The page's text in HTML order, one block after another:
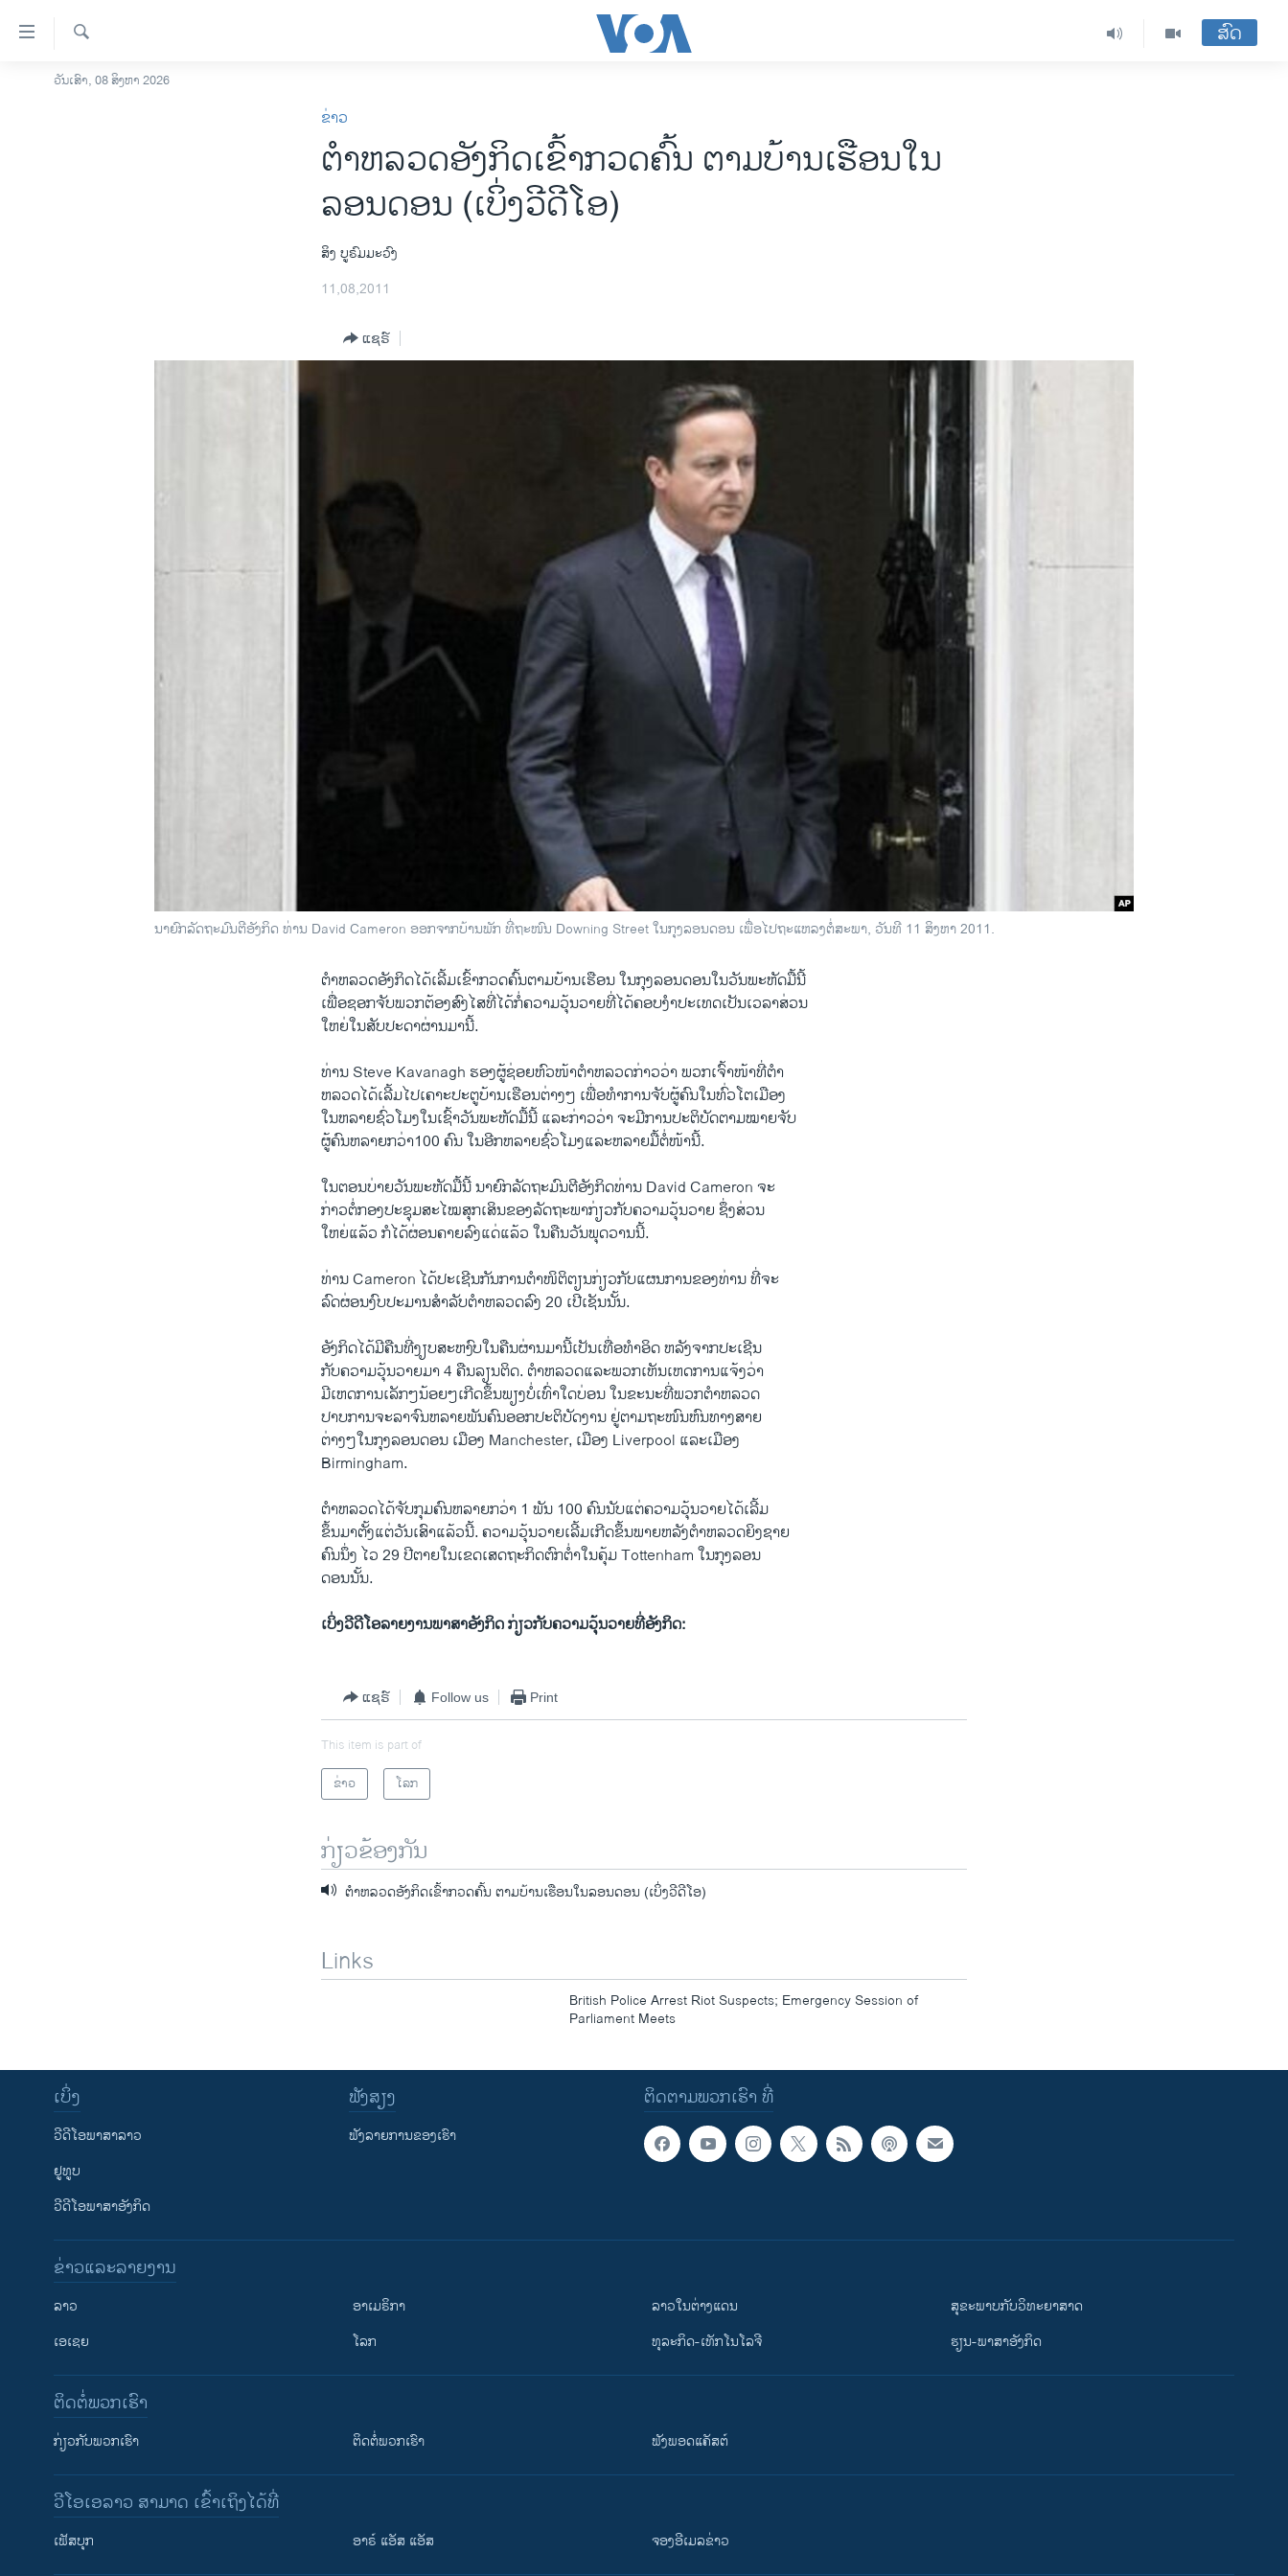
ລິ້ງ
ສຳຫລັບ
ໂຮມເພຈ
ຄົ້ນຫາ
ສົດ
ວັນເສົາ, 08 ສິງຫາ 2026
ຂ່າວ
ຕໍາຫລວດອັງກິດເຂົ້າກວດຄົ້ນ ຕາມບ້ານເຮືອນໃນ
ລອນດອນ (ເບິ່ງວີດີໂອ)
ສິງ ບູຣົມມະວົງ
11,08,2011
ແຊຣ໌
ນາຍົກລັດຖະມົນຕີອັງກິດ ທ່ານ David Cameron ອອກຈາກບ້ານພັກ ທີ່ຖະໜົນ Downing Street ໃນກຸງລອນດອນ ເພອໄປຖະແຫລງຕສະພາ, ວັນທີ 11 ສິງຫາ 2011.
ຕໍາຫລວດ​ອັງກິດ​ໄດ້​ເລີ້ມ​ເຂົ້າ​ກວດ​ຄົ້ນ​ຕາມ​ບ້ານ​ເຮືອນ​ ໃນ​ກຸງ​ລອນ​ດອນ​ໃນ​ວັນ​ພະຫັດ​ມື້​ນີ້
ເພື່ອ​ຊອກ​ຈັບ​ພວກ​ຕ້ອງ​ສົງໄສ​ທີ່ໄດ້​ກໍ່​ຄວາມ​ວຸ້ນວາຍ​ທີ່​ໄດ້ຄອບ​ງໍາປະ​ເທດເປັນ​ເວລາ​ສ່ວນ​
ໃຫຍ່​ໃນສັບປະດາ​ຜ່ານ​ມາ​ນີ້.
ທ່ານ Steve Kavanagh ຮອງ​ຜູ້ຊ່ອຍ​ຫົວໜ້າ​ຕໍາຫລວດ​ກ່າວ​ວ່າ ພວກ​ເຈົ້າ​ໜ້າ​ທີ່ຕໍາ
ຫລວດໄດ້​ເລີ້ມໄປ​ເຄາະ​ປະຕູ​ບ້ານ​ເຮືອນ​ຕ່າງໆ​ ເພື່ອ​ທໍາ​ການ​ຈັບ​ຜູ້​ຄົນ​ໃນ​ທົ່ວ​ໂຕ​ເມືອງ​
ໃນ​ຫລາຍ​ຊົ່ວໂມງ​ໃນ​ເຊົ້າ​ວັນ​ພະຫັດ​ມື້​ນີ້ ​ແລະ​ກ່າວ​ວ່າ ຈະ​ມີ​ການ​ປະຕິບັດ​ຕາມ​ໝາຍ​ຈັບ
ຜູ້​ຄົນຫລາຍ​ກວ່າ100 ຄົນ​ ໃນ​ອີກຫລາຍ​ຊົ່ວ​ໂມງ​ແລະ​ຫລາຍ​ມື້​ຕໍ່ໜ້າ​ນີ້.
ໃນ​ຕອນ​ບ່າຍ​ວັນ​ພະຫັດ​ມື້​ນີ້ ນາຍົກລັດຖະມົນຕີອັງກິດ​ທ່ານ David Cameron ຈະ
ກ່າວຕໍ່​ກອງ​ປະຊຸມ​ສະ​ໄໝ​ສຸກ​ເສິນ​ຂອງ​ລັດຖະພາ​ກ່ຽວ​ກັບ​ຄວາມ​ວຸ້ນວາຍ ຊຶ່ງ​ສ່ວນ
ໃຫຍ່​ແລ້ວ​ ກໍ​ໄດ້​ຜ່ອນຄາຍ​ລົງແດ່​ແລ້ວ​ ໃນຄືນ​ວັນ​ພຸດ​ວານ​ນີ້.
ທ່ານ Cameron ​ໄດ້​ປະ​ເຊີນ​ກັນ​ການ​ຕໍາ​ໜິຕິຕຽນ​ກ່ຽວ​ກັບ​ແຜນການ​ຂອງ​ທ່ານ ​ທີ່ຈະ
ລົດ​ຜ່ອນ​ງົບປະມານ​ສໍາລັບ​ຕໍາຫລວດ​ລົງ 20 ​ເປີ​ເຊັນ​ນັ້ນ.
ອັງກິດ​ໄດ້​ມີ​ຄືນ​ທີ່​ງຽບ​ສະຫງົບ​ໃນ​ຄືນ​ຜ່ານ​ມາ​ນີ້​ເປັນ​ເທື່ອ​ທໍາ​ອິດ ຫລັງ​ຈາກ​ປະ​ເຊີນ​
ກັບຄວາມ​ວຸ້ນວາຍ​ມາ 4 ຄືນ​ລຽນຕິດ. ຕໍາຫລວດແລະ​ພວກ​ເຫັນ​ເຫດການ​ແຈ້ງ​ວ່າ​
ມີເຫ​ດການເລັກໆ​ນ້ອຍໆ​ເກີດ​ຂຶ້ນພຽງ​ບໍ່​ເທົ່າ​ໃດ​ບ່ອນ ​ໃນ​ຂະນະ​ທີ່​ພວກ​ຕໍາຫລວດ
ປາບ​ການຈະລາຈົນ​ຫລາຍ​ພັນຄົນ​ອອກ​ປະຕິບັດ​ງານ​ ຢູ່​ຕາມຖະໜົນ​ຫົນທາງ​ສາຍ
ຕ່າງໆ​ໃນ​ກຸງລອນ​ດອນ ​ເມືອງ Manchester, ເມືອງ Liverpool ​ແລະ​ເມືອງ
Birmingham.
ຕໍາຫລວດ​ໄດ້​ຈັບ​ກຸມ​ຄົນ​ຫລາຍ​ກວ່າ 1 ພັນ 100 ຄົນ​ນັບ​ແຕ່ຄວາມວຸ້ນວາຍ​ໄດ້​ເລີ້ມ
ຂຶ້ນ​ມາ​ຕັ້ງ​ແຕ່​ວັນ​ເສົາ​ແລ້ວ​ນີ້. ຄວາມ​ວຸ້ນວາຍເລີ້ມເກີດ​ຂຶ້ນພາຍຫລັງ​ຕໍາຫລວດ​ຍິງ​ຊາຍ
ຄົນ​ນຶ່ງ ໄວ 29 ປີ​ຕາຍ​ໃນ​ເຂດ​ເສດຖະກິດ​ຕົກ​ຕໍ່າ​ໃນ​ຄຸ້ມ Tottenham ​ໃນ​ກຸງ​ລອນ
ດອນ​ນັ້ນ.
ເບິ່ງວີດີໂອລາຍງານພາສາອັງກິດ ກ່ຽວກັບຄວາມວຸ້ນວາຍທີ່ອັງກິດ:
ແຊຣ໌ Follow us Print
This item is part of
ຂ່າວ
ໂລກ
ກ່ຽວຂ້ອງກັນ
ຕໍາຫລວດອັງກິດເຂົ້າກວດຄົ້ນ ຕາມບ້ານເຮືອນໃນລອນດອນ (ເບິ່ງວີດີໂອ)
Links
British Police Arrest Riot Suspects; Emergency Session of
Parliament Meets
ຕິດຕາມພວກເຮົາ ທີ່
ເບິ່ງ
ວີດີໂອພາສາລາວ
ຢູທູບ
ວີດີໂອພາສາອັງກິດ
ຟັງສຽງ
ຟັງລາຍການຂອງເຮົາ
ຂ່າວແລະລາຍງານ
ລາວ
ເອເຊຍ
ອາເມຣິກາ
ໂລກ
ລາວໃນຕ່າງແດນ
ທຸລະກິດ-ເທັກໂນໂລຈີ
ສຸຂະພາບກັບວິທະຍາສາດ
ຮຽນ-ພາສາອັງກິດ
ຕິດຕໍ່ພວກເຮົາ
ກ່ຽວກັບພວກເຮົາ ຕິດຕໍ່ພວກເຮົາ ຟັງພອດແຄັສຕ໌
ວີໂອເອລາວ ສາມາດ ເຂົ້າເຖິງໄດ້ທີ່
ເຟັສບຸກ ອາຣ໌ ແອັສ ແອັສ ຈອງອີເມລຂ່າວ